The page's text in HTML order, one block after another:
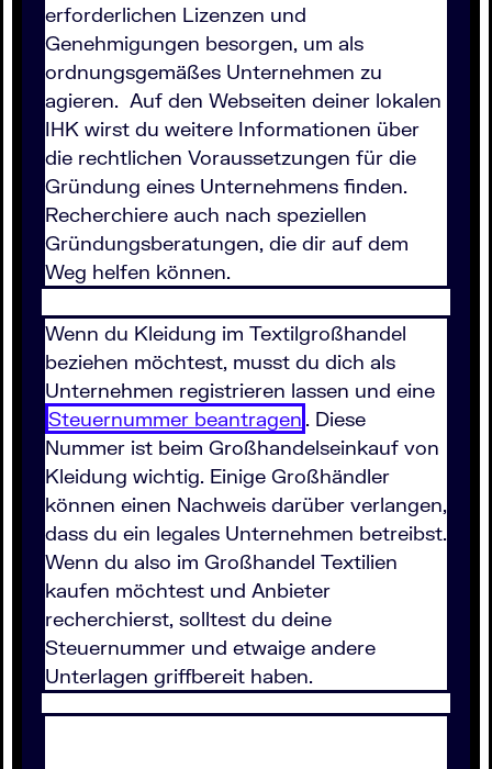
erforderlichen Lizenzen und
Genehmigungen besorgen, um als
ordnungsgemäßes Unternehmen zu
agieren. Auf den Webseiten deiner lokalen
IHK wirst du weitere Informationen über
die rechtlichen Voraussetzungen für die
Gründung eines Unternehmens finden.
Recherchiere auch nach speziellen
Gründungsberatungen, die dir auf dem
Weg helfen können.
Wenn du Kleidung im Textilgroßhandel
beziehen möchtest, musst du dich als
Unternehmen registrieren lassen und eine
Steuernummer beantragen . Diese
Nummer ist beim Großhandelseinkauf von
Kleidung wichtig. Einige Großhändler
können einen Nachweis darüber verlangen,
dass du ein legales Unternehmen betreibst.
Wenn du also im Großhandel Textilien
kaufen möchtest und Anbieter
recherchierst, solltest du deine
Steuernummer und etwaige andere
Unterlagen griffbereit haben.